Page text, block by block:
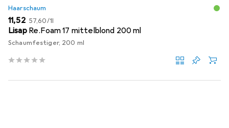
Haarschaum
EUR
11,52 EUR
57,60/1l
Lisap Re.Foam 17 mittelblond 200 ml
Schaumfestiger, 200 ml